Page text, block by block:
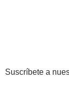
Suscríbete a